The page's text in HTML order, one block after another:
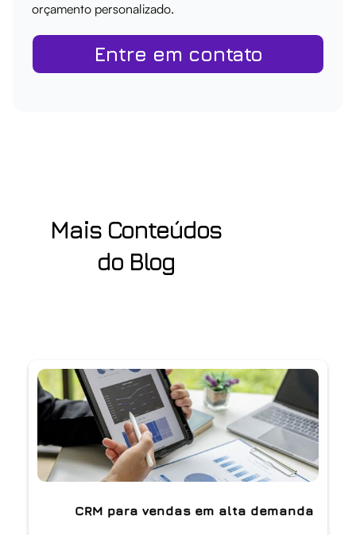
orçamento personalizado.
Entre em contato
Mais Conteúdos
do Blog
CRM para vendas em alta demanda